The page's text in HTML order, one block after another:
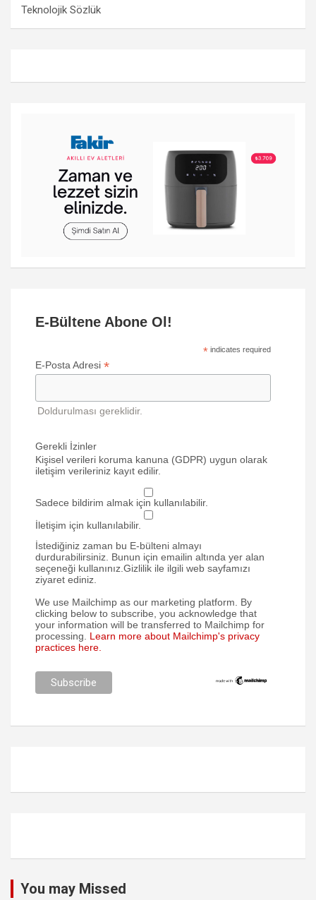
Teknolojik Sözlük
E-Bültene Abone Ol!
* indicates required
E-Posta Adresi *
Doldurulması gereklidir.
Gerekli İzinler
Kişisel verileri koruma kanuna (GDPR) uygun olarak
iletişim verileriniz kayıt edilir.
Sadece bildirim almak için kullanılabilir.
İletişim için kullanılabilir.
İstediğiniz zaman bu E-bülteni almayı
durdurabilirsiniz. Bunun için emailin altında yer alan
seçeneği kullanınız.Gizlilik ile ilgili web sayfamızı
ziyaret ediniz.
We use Mailchimp as our marketing platform. By
clicking below to subscribe, you acknowledge that
your information will be transferred to Mailchimp for
processing. Learn more about Mailchimp's privacy
practices here.
You may Missed